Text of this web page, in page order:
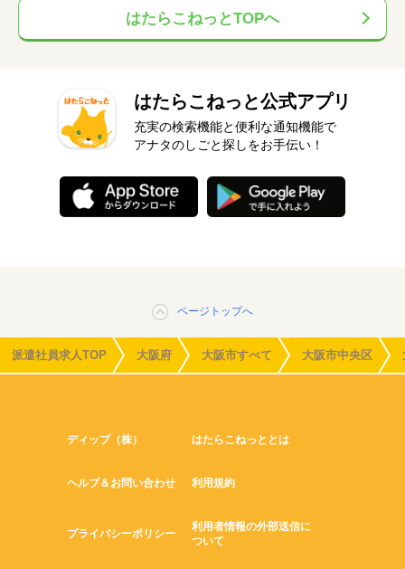
はたらこねっとTOPへ
はたらこねっと公式アプリ
充実の検索機能と便利な通知機能で
アナタのしごと探しをお手伝い！
ページトップへ
派遣社員求人TOP 大阪府 大阪市すべて 大阪市中央区
ディップ（株） はたらこねっととは
ヘルプ＆お問い合わせ 利用規約
プライバシーポリシー
利用者情報の外部送信に
ついて